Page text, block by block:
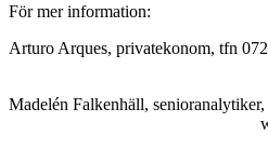
För mer
Arturo Arques, privatekonom,
Madelén Falkenhäll,